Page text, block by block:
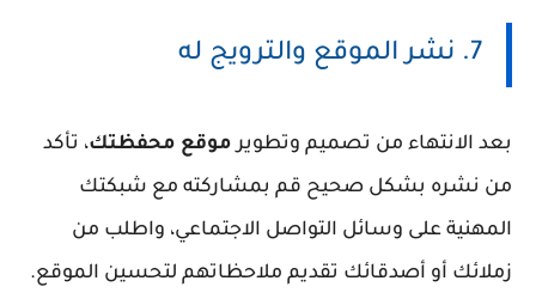
7. نشر الموقع والترويج له
بعد الانتهاء من تصميم وتطويرموقع محفظتك، تأكد
من نشره بشكل صحيح قم بمشاركته مع شبكتك
المهنية على وسائل التواصل الاجتماعي، واطلب من
زملائك أو أصدقائك تقديم ملاحظاتهم لتحسين الموقع.